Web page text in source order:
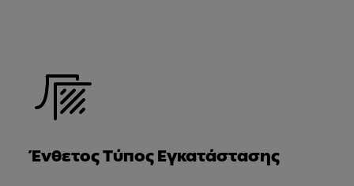
Ένθετος Τύπος Εγκατάστασης